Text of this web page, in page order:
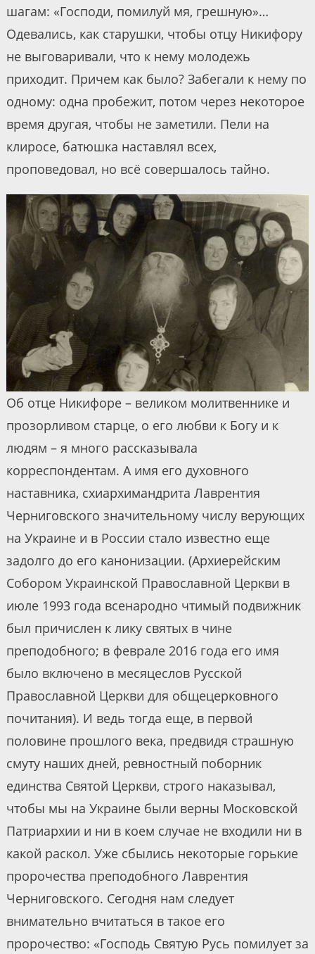
шагам: «Господи, помилуй мя, грешную»…
Одевались, как старушки, чтобы отцу Никифору
не выговаривали, что к нему молодежь
приходит. Причем как было? Забегали к нему по
одному: одна пробежит, потом через некоторое
время другая, чтобы не заметили. Пели на
клиросе, батюшка наставлял всех,
проповедовал, но всё совершалось тайно.
Об отце Никифоре – великом молитвеннике и
прозорливом старце, о его любви к Богу и к
людям – я много рассказывала
корреспондентам. А имя его духовного
наставника, схиархимандрита Лаврентия
Черниговского значительному числу верующих
на Украине и в России стало известно еще
задолго до его канонизации. (Архиерейским
Собором Украинской Православной Церкви в
июле 1993 года всенародно чтимый подвижник
был причислен к лику святых в чине
преподобного; в феврале 2016 года его имя
было включено в месяцеслов Русской
Православной Церкви для общецерковного
почитания). И ведь тогда еще, в первой
половине прошлого века, предвидя страшную
смуту наших дней, ревностный поборник
единства Святой Церкви, строго наказывал,
чтобы мы на Украине были верны Московской
Патриархии и ни в коем случае не входили ни в
какой раскол. Уже сбылись некоторые горькие
пророчества преподобного Лаврентия
Черниговского. Сегодня нам следует
внимательно вчитаться в такое его
пророчество: «Господь Святую Русь помилует за